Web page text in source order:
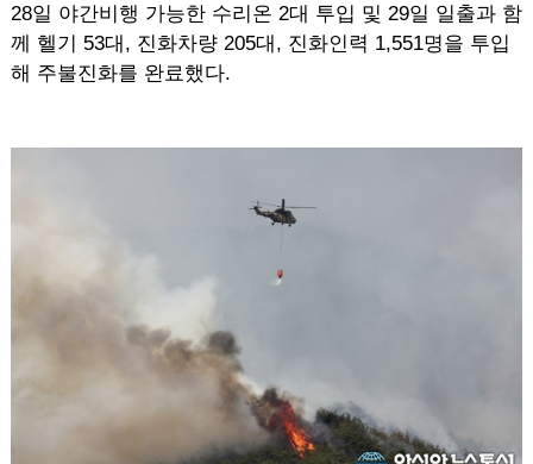
28일 야간비행 가능한 수리온 2대 투입 및 29일 일출과 함
께 헬기 53대, 진화차량 205대, 진화인력 1,551명을 투입
해 주불진화를 완료했다.